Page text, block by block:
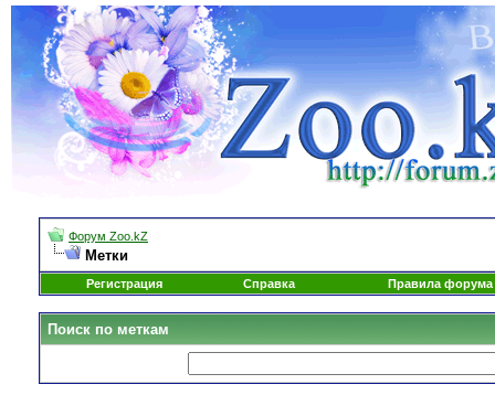
Форум Zoo.kZ
Метки
Регистрация Справка Правила форума
Поиск по меткам